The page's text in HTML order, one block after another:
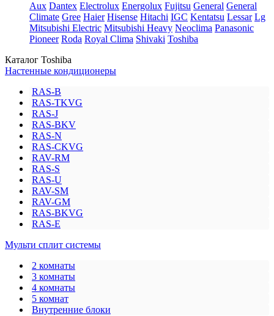
Aux Dantex Electrolux Energolux Fujitsu General General
Climate Gree Haier Hisense Hitachi IGC Kentatsu Lessar Lg
Mitsubishi Electric Mitsubishi Heavy Neoclima Panasonic
Pioneer Roda Royal Clima Shivaki Toshiba
Каталог Toshiba
Настенные кондиционеры
RAS-B
RAS-TKVG
RAS-J
RAS-BKV
RAS-N
RAS-CKVG
RAV-RM
RAS-S
RAS-U
RAV-SM
RAV-GM
RAS-BKVG
RAS-E
Мульти сплит системы
2 комнаты
3 комнаты
4 комнаты
5 комнат
Внутренние блоки